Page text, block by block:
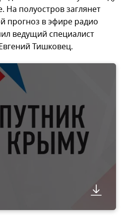
полуостров заглянет
прогноз в эфире радио
ведущий специалист
Тишковец.